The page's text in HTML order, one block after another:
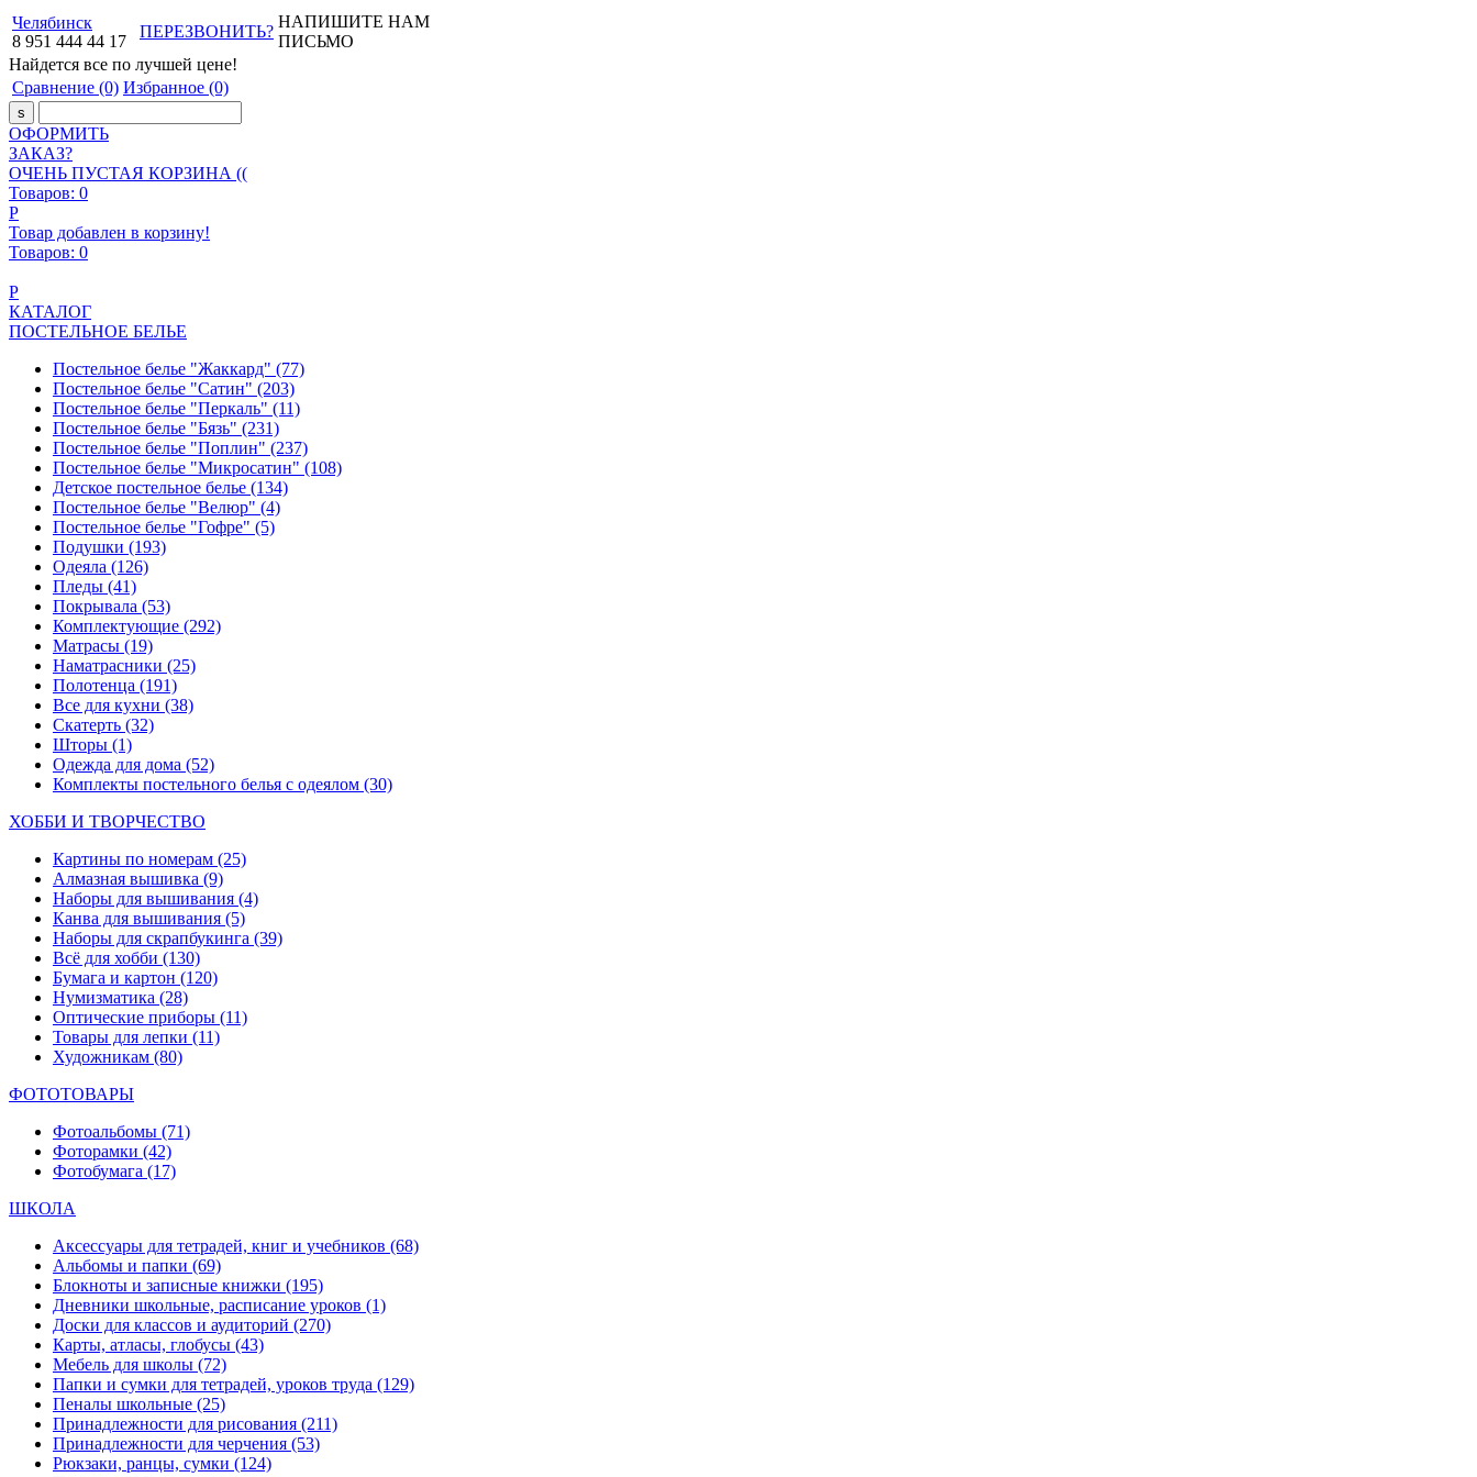
Челябинск
8 951 444 44 17
ПЕРЕЗВОНИТЬ?
НАПИШИТЕ НАМ
ПИСЬМО
Найдется все по лучшей цене!
Сравнение (0) Избранное (0)
ОФОРМИТЬ
ЗАКАЗ?
ОЧЕНЬ ПУСТАЯ КОРЗИНА ((
Товаров: 0
Р
Товар добавлен в корзину!
Товаров: 0
Р
КАТАЛОГ
ПОСТЕЛЬНОЕ БЕЛЬЕ
Постельное белье "Жаккард" (77)
Постельное белье "Сатин" (203)
Постельное белье "Перкаль" (11)
Постельное белье "Бязь" (231)
Постельное белье "Поплин" (237)
Постельное белье "Микросатин" (108)
Детское постельное белье (134)
Постельное белье "Велюр" (4)
Постельное белье "Гофре" (5)
Подушки (193)
Одеяла (126)
Пледы (41)
Покрывала (53)
Комплектующие (292)
Матрасы (19)
Наматрасники (25)
Полотенца (191)
Все для кухни (38)
Скатерть (32)
Шторы (1)
Одежда для дома (52)
Комплекты постельного белья с одеялом (30)
ХОББИ И ТВОРЧЕСТВО
Картины по номерам (25)
Алмазная вышивка (9)
Наборы для вышивания (4)
Канва для вышивания (5)
Наборы для скрапбукинга (39)
Всё для хобби (130)
Бумага и картон (120)
Нумизматика (28)
Оптические приборы (11)
Товары для лепки (11)
Художникам (80)
ФОТОТОВАРЫ
Фотоальбомы (71)
Фоторамки (42)
Фотобумага (17)
ШКОЛА
Аксессуары для тетрадей, книг и учебников (68)
Альбомы и папки (69)
Блокноты и записные книжки (195)
Дневники школьные, расписание уроков (1)
Доски для классов и аудиторий (270)
Карты, атласы, глобусы (43)
Мебель для школы (72)
Папки и сумки для тетрадей, уроков труда (129)
Пеналы школьные (25)
Принадлежности для рисования (211)
Принадлежности для черчения (53)
Рюкзаки, ранцы, сумки (124)